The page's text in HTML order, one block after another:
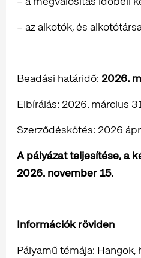
– az alkotók, és
Beadási határidő: 2026.
Elbírálás: 2026. március
Szerződéskötés: 2026
A pályázat teljesítése, a
2026. november 15.
Információk röviden
Pályamű témája: Hangok,